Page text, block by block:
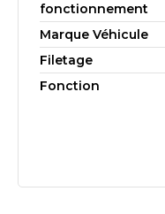
fonctionnement
Marque Véhicule
Filetage
Fonction